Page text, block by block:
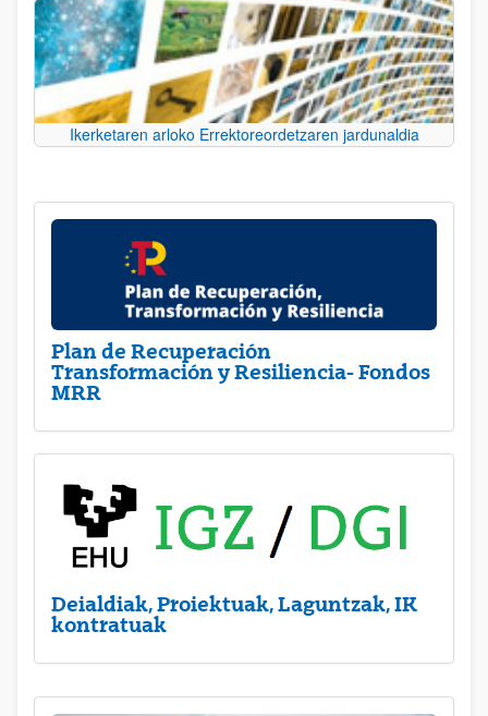
Ikerketaren arloko Errektoreordetzaren jardunaldia
Plan de Recuperación
Transformación y Resiliencia- Fondos
MRR
Deialdiak, Proiektuak, Laguntzak, IK
kontratuak